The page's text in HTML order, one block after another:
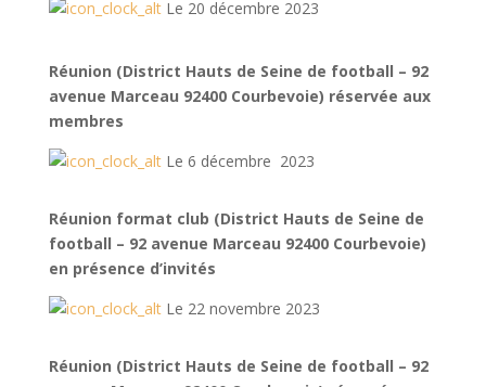
Le 20 décembre 2023
Réunion (District Hauts de Seine de football – 92
avenue Marceau 92400 Courbevoie) réservée aux
membres
Le 6 décembre 2023
Réunion format club (District Hauts de Seine de
football – 92 avenue Marceau 92400 Courbevoie)
en présence d’invités
Le 22 novembre 2023
Réunion (District Hauts de Seine de football – 92